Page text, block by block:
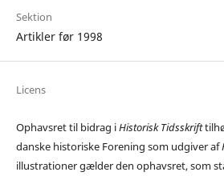
Sektion
Artikler før 1998
Licens
Ophavsret til bidrag iHistorisk Tidsskrift
danske historiske Forening som udgiver af
illustrationer gælder den ophavsret, som